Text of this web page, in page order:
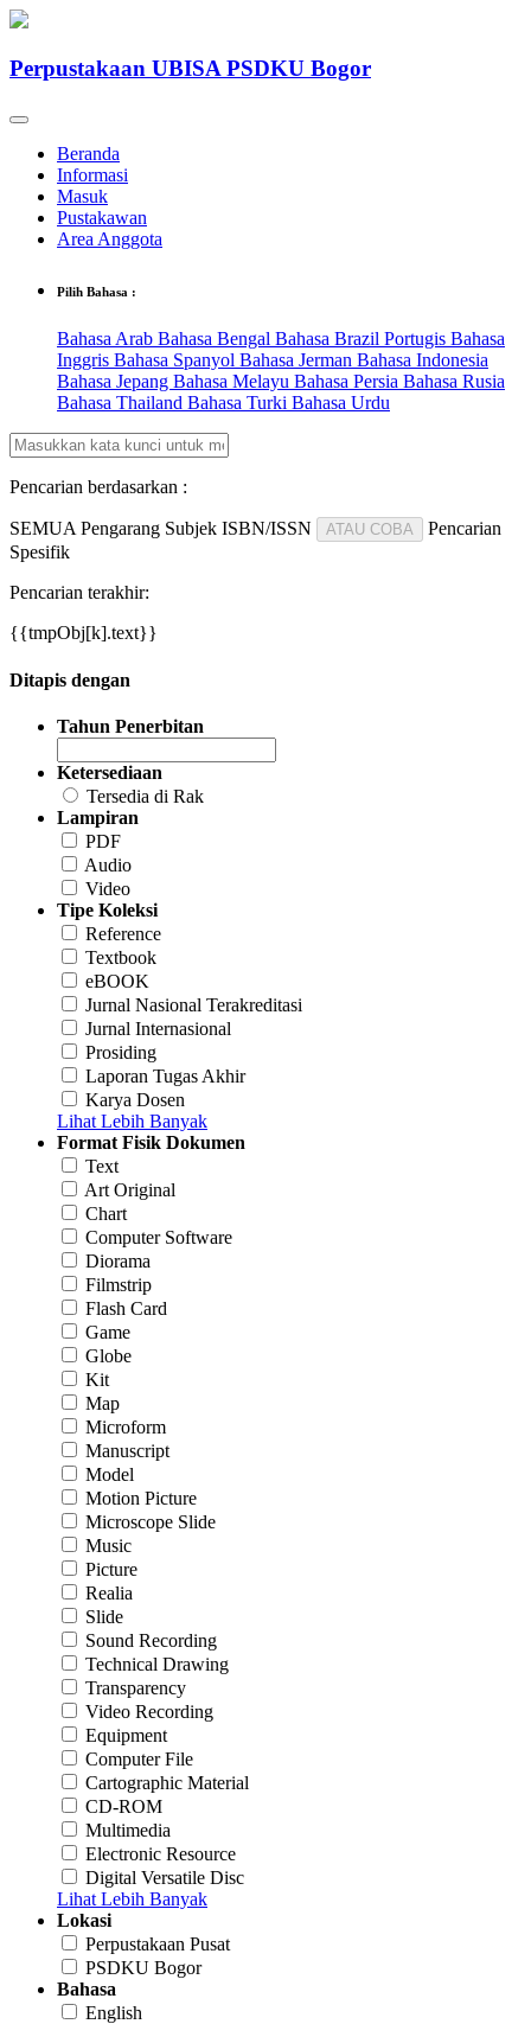
Perpustakaan UBISA PSDKU Bogor
Beranda
Informasi
Masuk
Pustakawan
Area Anggota
Pilih Bahasa :
Bahasa Arab Bahasa Bengal Bahasa Brazil Portugis Bahasa
Inggris Bahasa Spanyol Bahasa Jerman Bahasa Indonesia
Bahasa Jepang Bahasa Melayu Bahasa Persia Bahasa Rusia
Bahasa Thailand Bahasa Turki Bahasa Urdu
Pencarian berdasarkan :
SEMUA Pengarang Subjek ISBN/ISSN ATAU COBA
Pencarian
Spesifik
Pencarian terakhir:
{{tmpObj[k].text}}
Ditapis dengan
Tahun Penerbitan
Ketersediaan
Tersedia di Rak
Lampiran
PDF
Audio
Video
Tipe Koleksi
Reference
Textbook
eBOOK
Jurnal Nasional Terakreditasi
Jurnal Internasional
Prosiding
Laporan Tugas Akhir
Karya Dosen
Lihat Lebih Banyak
Format Fisik Dokumen
Text
Art Original
Chart
Computer Software
Diorama
Filmstrip
Flash Card
Game
Globe
Kit
Map
Microform
Manuscript
Model
Motion Picture
Microscope Slide
Music
Picture
Realia
Slide
Sound Recording
Technical Drawing
Transparency
Video Recording
Equipment
Computer File
Cartographic Material
CD-ROM
Multimedia
Electronic Resource
Digital Versatile Disc
Lihat Lebih Banyak
Lokasi
Perpustakaan Pusat
PSDKU Bogor
Bahasa
English